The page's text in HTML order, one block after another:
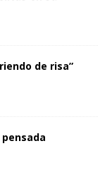
de risa”